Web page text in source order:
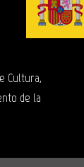
Cultura,
de la